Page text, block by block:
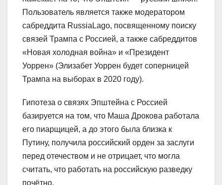
Пользователь является также модератором
сабреддита RussiaLago, посвященному поиску
связей Трампа с Россией, а также сабреддитов
«Новая холодная война» и «Президент
Уоррен» (Элизабет Уоррен будет соперницей
Трампа на выборах в 2020 году).
Гипотеза о связях Эпштейна с Россией
базируется на том, что Маша Дрокова работала
его пиарщицей, а до этого была близка к
Путину, получила российский орден за заслуги
перед отечеством и не отрицает, что могла
считать, что работать на российскую разведку
почётно.